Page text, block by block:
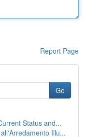
Report Page
Go
Status and...
Illu...